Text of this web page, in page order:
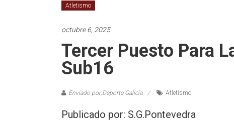
Atletismo
octubre 6, 2025
Tercer Puesto Para
Sub16
Enviado por:Deporte Galicia Atletismo
Publicado por: S.G.Pontevedra